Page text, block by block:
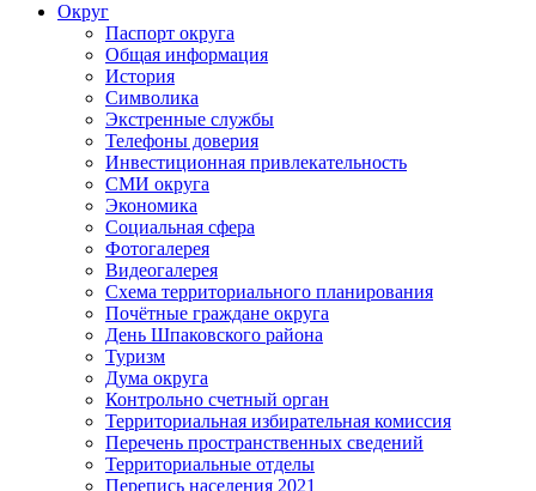
Округ
Паспорт округа
Общая информация
История
Символика
Экстренные службы
Телефоны доверия
Инвестиционная привлекательность
СМИ округа
Экономика
Социальная сфера
Фотогалерея
Видеогалерея
Схема территориального планирования
Почётные граждане округа
День Шпаковского района
Туризм
Дума округа
Контрольно счетный орган
Территориальная избирательная комиссия
Перечень пространственных сведений
Территориальные отделы
Перепись населения 2021